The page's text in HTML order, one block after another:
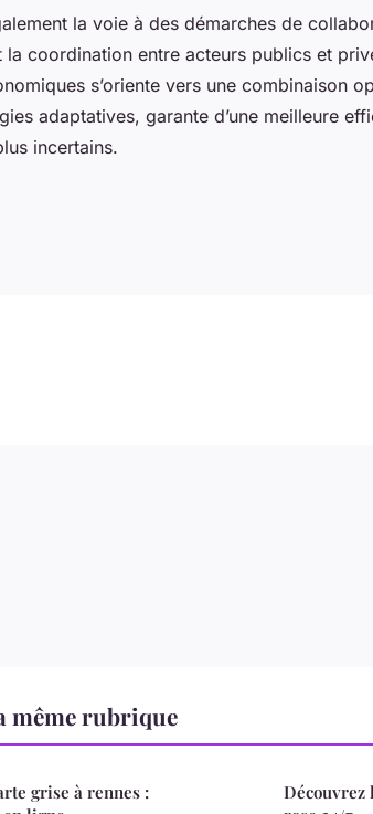
la voie à des démarches de
coordination entre acteurs publics et
s’oriente vers une combinaison
adaptatives, garante d’une meilleure
incertains.
même rubrique
grise à rennes :
Découvrez